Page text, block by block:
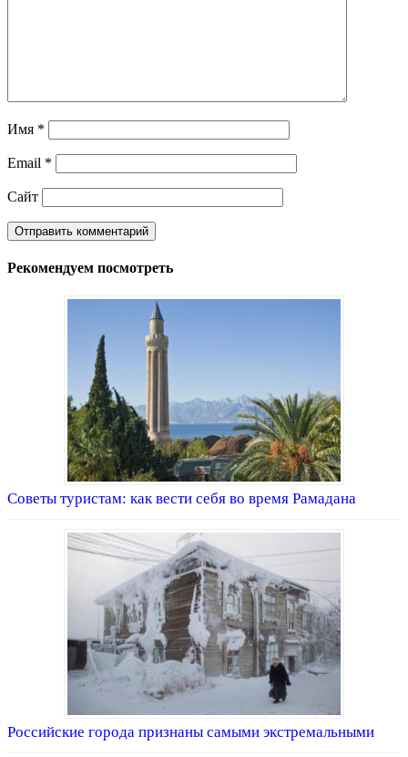
Имя *
Email *
Сайт
Рекомендуем посмотреть
Советы туристам: как вести себя во время Рамадана
Российские города признаны самыми экстремальными